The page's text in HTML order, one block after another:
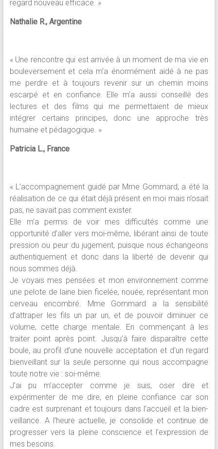
regard nouveau efficace. »
Nathalie R., Argentine
« Une rencontre qui est arrivée à un moment de ma vie en
bouleversement et cela m’a énormément aidé à ne pas
me perdre et à toujours revenir sur un chemin moins
escarpé et en confiance. Elle m’a aussi conseillé des
lectures et des films qui me permettaient de mieux
intégrer certains principes, donc une approche très
humaine et pédagogique. »
Patricia L., France
« L’accompagnement guidé par Mme Gommard, a été la
réalisation de ce qui était déjà présent en moi mais n’osait
pas, ne savait pas comment exister.
Elle m’a permis de voir mes difficultés comme une
opportunité d’aller vers moi-même, libérant ainsi de toute
pression ou peur du jugement, puisque nous échangeons
authentiquement et donc dans la liberté de devenir qui
nous sommes déjà.
Je voyais mes pensées et mon environnement comme
une pelote de laine bien ficelée, nouée, représentant mon
cerveau encombré. Mme Gommard a la sensibilité
d’attraper les fils un par un, et de pouvoir diminuer ce
volume, cette charge mentale. En commençant à les
traiter point après point. Jusqu’à faire disparaître cette
boule, au profil d’une nouvelle acceptation et d’un regard
bienveillant sur la seule personne qui nous accompagne
toute notre vie : soi-même.
J’ai pu m’accepter comme je suis, oser dire et
expérimenter de me dire, en pleine confiance car son
cadre est surprenant et toujours dans l’accueil et la bien-
veillance. A l’heure actuelle, je consolide et continue de
progresser vers la pleine conscience et l’expression de
mes besoins.